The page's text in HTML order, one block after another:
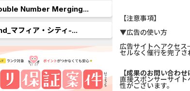
Number Merging...
マフィア・シティ-... アンケート
【注意事項】
▼広告の使い方
広告サイトへアクセ
セルなく催行を完了さ
【成果のお問い合わせ
直接スポンサーサイ
性がございます。